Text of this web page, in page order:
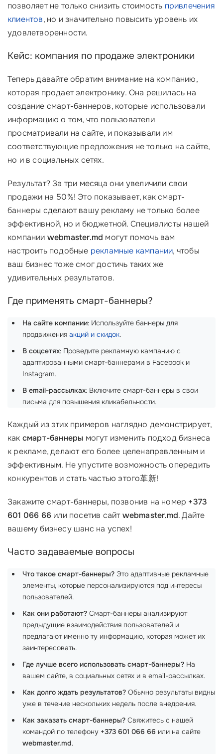
позволяет не только снизить стоимость привлечения
клиентов, но и значительно повысить уровень их
удовлетворенности.
Кейс: компания по продаже электроники
Теперь давайте обратим внимание на компанию,
которая продает электронику. Она решилась на
создание смарт-баннеров, которые использовали
информацию о том, что пользователи
просматривали на сайте, и показывали им
соответствующие предложения не только на сайте,
но и в социальных сетях.
Результат? За три месяца они увеличили свои
продажи на 50%! Это показывает, как смарт-
баннеры сделают вашу рекламу не только более
эффективной, но и бюджетной. Специалисты нашей
компании webmaster.md могут помочь вам
настроить подобные рекламные кампании, чтобы
ваш бизнес тоже смог достичь таких же
удивительных результатов.
Где применять смарт-баннеры?
На сайте компании: Используйте баннеры для
продвижения акций и скидок.
В соцсетях: Проведите рекламную кампанию с
адаптированными смарт-баннерами в Facebook и
Instagram.
В email-рассылках: Включите смарт-баннеры в свои
письма для повышения кликабельности.
Каждый из этих примеров наглядно демонстрирует,
как смарт-баннеры могут изменить подход бизнеса
к рекламе, делают его более целенаправленным и
эффективным. Не упустите возможность опередить
конкурентов и стать частью этого革新!
Закажите смарт-баннеры, позвонив на номер +373
601 066 66 или посетив сайтwebmaster.md. Дайте
вашему бизнесу шанс на успех!
Часто задаваемые вопросы
Что такое смарт-баннеры? Это адаптивные рекламные
элементы, которые персонализируются под интересы
пользователей.
Как они работают? Смарт-баннеры анализируют
предыдущие взаимодействия пользователей и
предлагают именно ту информацию, которая может их
заинтересовать.
Где лучше всего использовать смарт-баннеры? На
вашем сайте, в социальных сетях и в email-рассылках.
Как долго ждать результатов? Обычно результаты видны
уже в течение нескольких недель после внедрения.
Как заказать смарт-баннеры? Свяжитесь с нашей
командой по телефону +373 601 066 66 или на сайте
webmaster.md.